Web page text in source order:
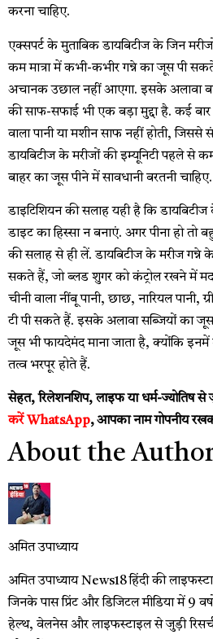
करना चाहिए.
एक्सपर्ट के मुताबिक डायबिटीज के जिन
कम मात्रा में कभी-कभीर गन्ने का जूस पी
अचानक उछाल नहीं आएगा. इसके अलावा
की साफ-सफाई भी एक बड़ा मुद्दा है. कई
वाला पानी या मशीन साफ नहीं होती,
डायबिटीज के मरीजों की इम्यूनिटी पहले से
बाहर का जूस पीने में सावधानी बरतनी चाहिए.
डाइटिशियन की सलाह यही है कि
डाइट का हिस्सा न बनाएं. अगर पीना हो तो
की सलाह से ही लें. डायबिटीज के मरीज गन्ने
सकते हैं, जो ब्लड शुगर को कंट्रोल रखने में
चीनी वाला नींबू पानी, छाछ, नारियल पानी,
टी पी सकते हैं. इसके अलावा सब्जियों का जूस
जूस भी फायदेमंद माना जाता है, क्योंकि
तत्व भरपूर होते हैं.
सेहत, रिलेशनशिप, लाइफ या धर्म-ज्योतिष
करें WhatsApp, आपका नाम गोपनीय
About the
अमित उपाध्याय
अमित उपाध्याय News18 हिंदी की
जिनके पास प्रिंट और डिजिटल मीडिया में 9
हेल्थ, वेलनेस और लाइफस्टाइल से जुड़ी